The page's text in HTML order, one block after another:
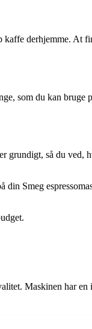
derhjemme. At
som du kan
grundigt, så du
din Smeg
Maskinen har